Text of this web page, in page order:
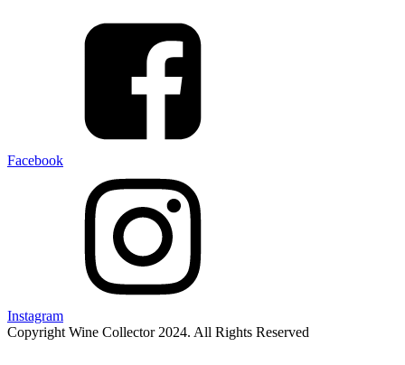
Facebook
Instagram
Copyright Wine Collector 2024. All Rights Reserved